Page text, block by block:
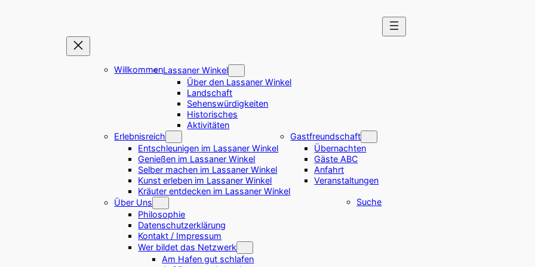
WillkommenLassaner Winkel
Über den Lassaner Winkel
Landschaft
Sehenswürdigkeiten
Historisches
Aktivitäten
Erlebnisreich
Entschleunigen im Lassaner Winkel
Genießen im Lassaner Winkel
Selber machen im Lassaner Winkel
Kunst erleben im Lassaner Winkel
Kräuter entdecken im Lassaner Winkel
Gastfreundschaft
Übernachten
Gäste ABC
Anfahrt
Veranstaltungen
Über Uns
Philosophie
Datenschutzerklärung
Kontakt / Impressum
Wer bildet das Netzwerk
Am Hafen gut schlafen
Suche